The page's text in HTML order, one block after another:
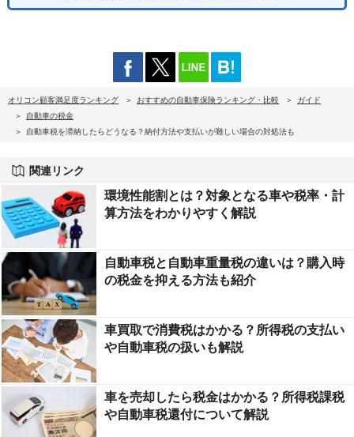
オリコン顧客満足度ランキング おすすめの自動車保険ランキング・比較
ガイド
自動車の税金
自動車税を滞納したらどうなる？納付方法や支払いが難しい場合の対処法も
関連リンク
環境性能割とは？対象となる車や税率・計
算方法をわかりやすく解説
自動車税と自動車重量税の違いは？購入時
の税金を抑える方法も紹介
車買取で消費税はかかる？所得税の支払い
や自動車税の扱いも解説
車を売却したら税金はかかる？所得税課税
や自動車税還付について解説